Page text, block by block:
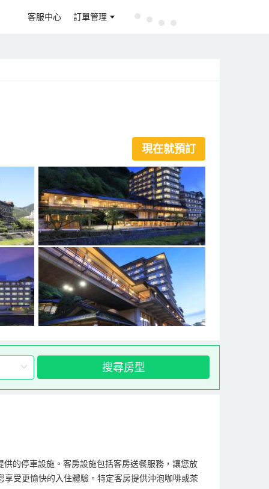
客服中心 訂單管理
現在就預訂
搜尋房型
的停車設施。客房設施包括客房送餐服務，讓您放
受更愉快的入住體驗。特定客房提供沖泡咖啡或茶